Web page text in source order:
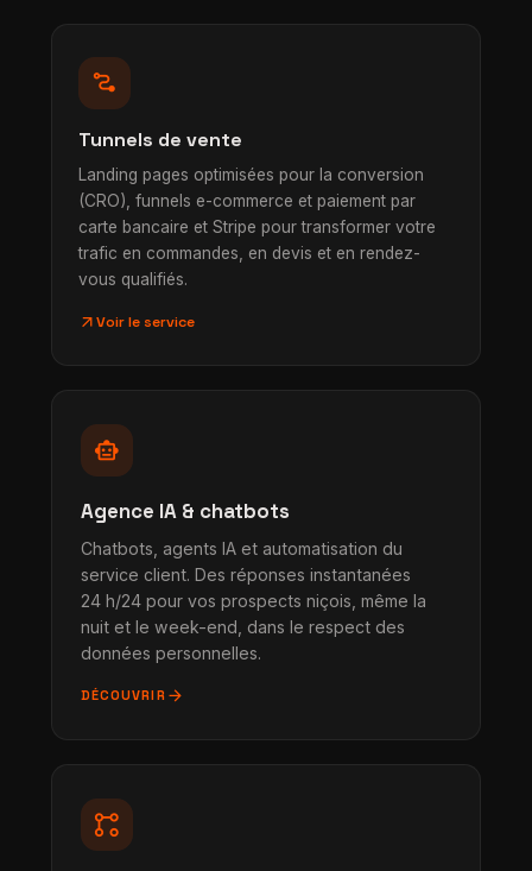
conversion_path
Tunnels de vente
Landing pages optimisées pour la conversion
(CRO), funnels e-commerce et paiement par
carte bancaire et Stripe pour transformer votre
trafic en commandes, en devis et en rendez-
vous qualifiés.
arrow_outwardVoir le service
smart_toy
Agence IA & chatbots
Chatbots, agents IA et automatisation du
service client. Des réponses instantanées
24 h/24 pour vos prospects niçois, même la
nuit et le week-end, dans le respect des
données personnelles.
DÉCOUVRIR arrow_forward
linked_services